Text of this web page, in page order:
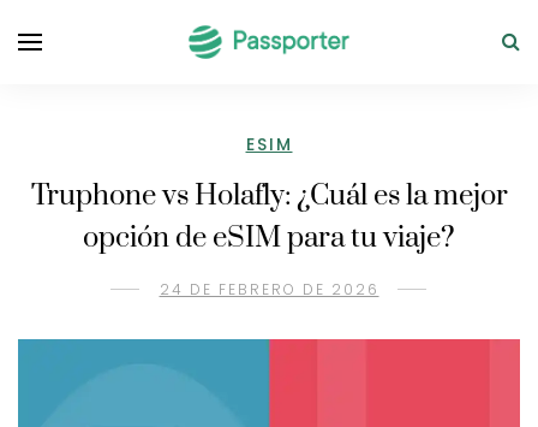
ESIM
Truphone vs Holafly: ¿Cuál es la mejor
opción de eSIM para tu viaje?
24 DE FEBRERO DE 2026